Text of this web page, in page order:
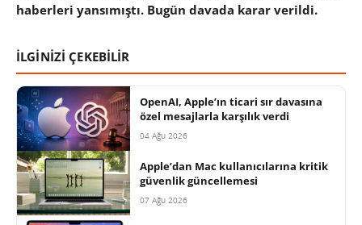
haberleri yansımıştı. Bugün davada karar verildi.
İLGİNİZİ ÇEKEBİLİR
OpenAI, Apple’ın ticari sır davasına
özel mesajlarla karşılık verdi
04 Ağu 2026
Apple’dan Mac kullanıcılarına kritik
güvenlik güncellemesi
07 Ağu 2026